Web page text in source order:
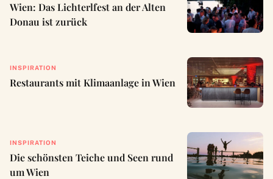
Wien: Das Lichterlfest an der Alten
Donau ist zurück
INSPIRATION
Restaurants mit Klimaanlage in Wien
INSPIRATION
Die schönsten Teiche und Seen rund
um Wien